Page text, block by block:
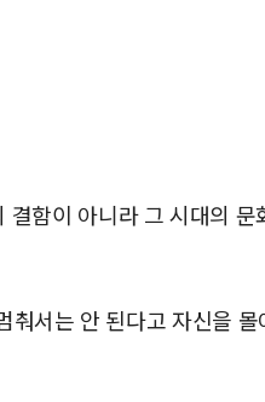
함이 아니라 그 시대의
서는 안 된다고 자신을